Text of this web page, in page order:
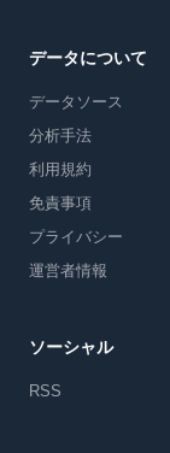
データについて
データソース
分析手法
利用規約
免責事項
プライバシー
運営者情報
ソーシャル
RSS